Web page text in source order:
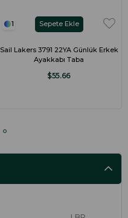
1
Sail Lakers 3791 22YA Günlük Erkek
Ayakkabı Taba
$55.66
Sepete Ekle